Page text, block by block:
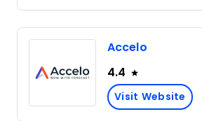
Accelo
4.4
Visit Website